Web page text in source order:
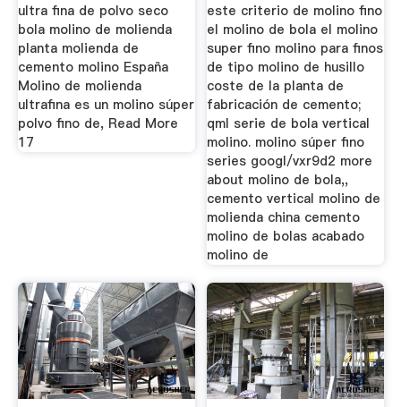
ultra fina de polvo seco
bola molino de molienda
planta molienda de
cemento molino España
Molino de molienda
ultrafina es un molino súper
polvo fino de, Read More
17
este criterio de molino fino
el molino de bola el molino
super fino molino para finos
de tipo molino de husillo
coste de la planta de
fabricación de cemento;
qml serie de bola vertical
molino. molino súper fino
series googl/vxr9d2 more
about molino de bola,,
cemento vertical molino de
molienda china cemento
molino de bolas acabado
molino de